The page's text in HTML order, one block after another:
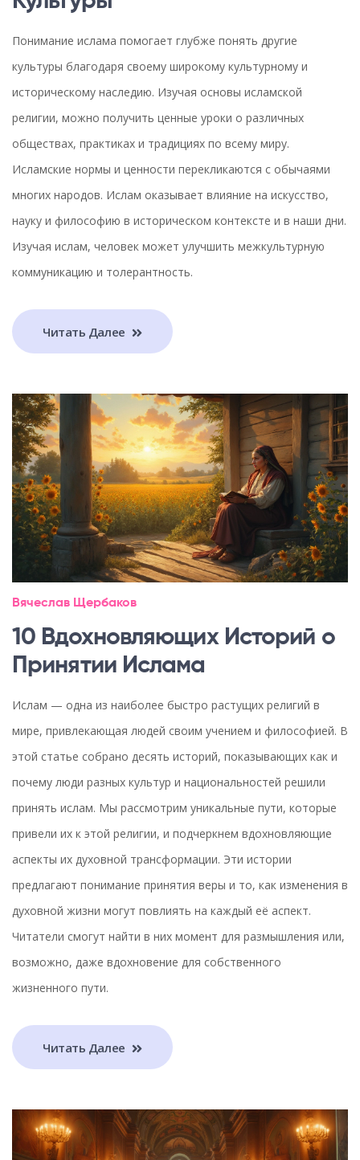
Понимание ислама помогает глубже понять другие
культуры благодаря своему широкому культурному и
историческому наследию. Изучая основы исламской
религии, можно получить ценные уроки о различных
обществах, практиках и традициях по всему миру.
Исламские нормы и ценности перекликаются с обычаями
многих народов. Ислам оказывает влияние на искусство,
науку и философию в историческом контексте и в наши дни.
Изучая ислам, человек может улучшить межкультурную
коммуникацию и толерантность.
Читать Далее
Вячеслав Щербаков
10 Вдохновляющих Историй о
Принятии Ислама
Ислам — одна из наиболее быстро растущих религий в
мире, привлекающая людей своим учением и философией. В
этой статье собрано десять историй, показывающих как и
почему люди разных культур и национальностей решили
принять ислам. Мы рассмотрим уникальные пути, которые
привели их к этой религии, и подчеркнем вдохновляющие
аспекты их духовной трансформации. Эти истории
предлагают понимание принятия веры и то, как изменения в
духовной жизни могут повлиять на каждый её аспект.
Читатели смогут найти в них момент для размышления или,
возможно, даже вдохновение для собственного
жизненного пути.
Читать Далее